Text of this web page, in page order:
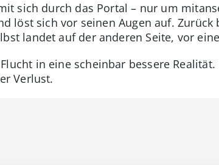
sich durch das Portal – nur um
löst sich vor seinen Augen auf.
landet auf der anderen Seite, vor
in eine scheinbar bessere
Verlust.